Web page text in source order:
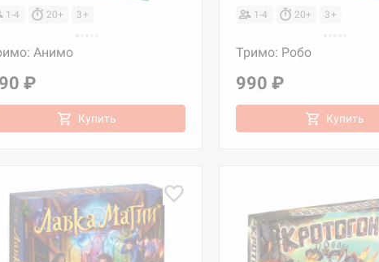
1-4 20+ 3+
Анимо
₽
Купить
1-4 20+ 3+
Тримо: Робо
990 ₽
Купить